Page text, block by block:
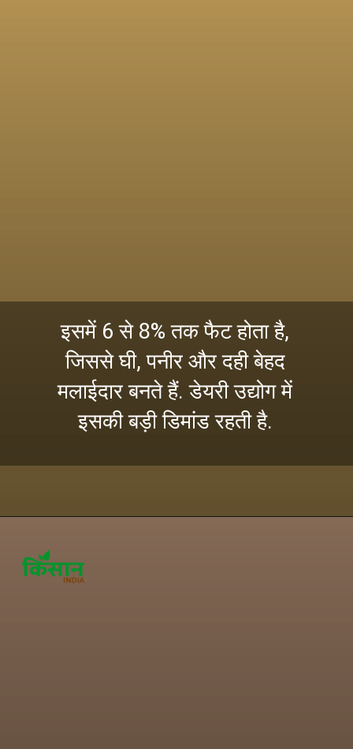
इसमें 6 से 8% तक फैट होता है,
जिससे घी, पनीर और दही बेहद
मलाईदार बनते हैं. डेयरी उद्योग में
इसकी बड़ी डिमांड रहती है.